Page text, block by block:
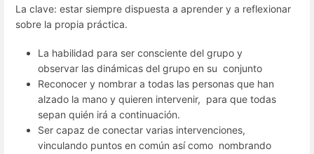
La clave: estar siempre dispuesta a aprender y a reflexionar
sobre la propia práctica.
La habilidad para ser consciente del grupo y
observar las dinámicas del grupo en su conjunto
Reconocer y nombrar a todas las personas que han
alzado la mano y quieren intervenir, para que todas
sepan quién irá a continuación.
Ser capaz de conectar varias intervenciones,
vinculando puntos en común así como nombrando